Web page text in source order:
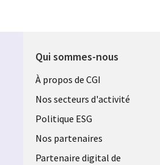
Qui sommes-nous
Useful
links
FRANCE
À propos de CGI
Nos secteurs d'activité
Politique ESG
Nos partenaires
Partenaire digital de